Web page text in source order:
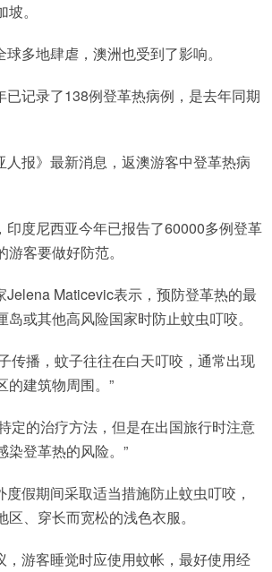
。
多地肆虐，澳洲也受到了影响。
已记录了138例登革热病例，是去年同期
人报》最新消息，返澳游客中登革热病
印度尼西亚今年已报告了60000多例登革
客要做好防范。
Jelena Maticevic表示，预防登革热的最
或其他高风险国家时防止蚊虫叮咬。
传播，蚊子往往在白天叮咬，通常出现
的建筑物周围。”
定的治疗方法，但是在出国旅行时注意
染登革热的风险。”
假期间采取适当措施防止蚊虫叮咬，
、穿长而宽松的浅色衣服。
，游客睡觉时应使用蚊帐，最好使用经